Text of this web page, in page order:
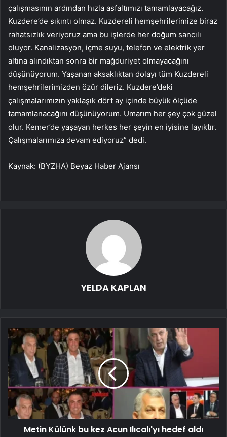
çalışmasının ardından hızla asfaltımızı tamamlayacağız.
Kuzdere’de sıkıntı olmaz. Kuzdereli hemşehrilerimize biraz
rahatsızlık veriyoruz ama bu işlerde her doğum sancılı
oluyor. Kanalizasyon, içme suyu, telefon ve elektrik yer
altına alındıktan sonra bir mağduriyet olmayacağını
düşünüyorum. Yaşanan aksaklıktan dolayı tüm Kuzdereli
hemşehrilerimizden özür dileriz. Kuzdere’deki
çalışmalarımızın yaklaşık dört ay içinde büyük ölçüde
tamamlanacağını düşünüyorum. Umarım her şey çok güzel
olur. Kemer’de yaşayan herkes her şeyin en iyisine layıktır.
Çalışmalarımıza devam ediyoruz” dedi.
Kaynak: (BYZHA) Beyaz Haber Ajansı
YELDA KAPLAN
Metin Külünk bu kez Acun Ilıcalı'yı hedef aldı